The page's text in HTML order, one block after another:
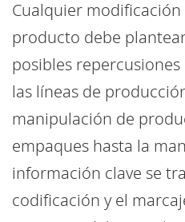
Cualquier
producto debe
posibles
las líneas de
manipulación de
empaques hasta la
información clave se
codificación y el